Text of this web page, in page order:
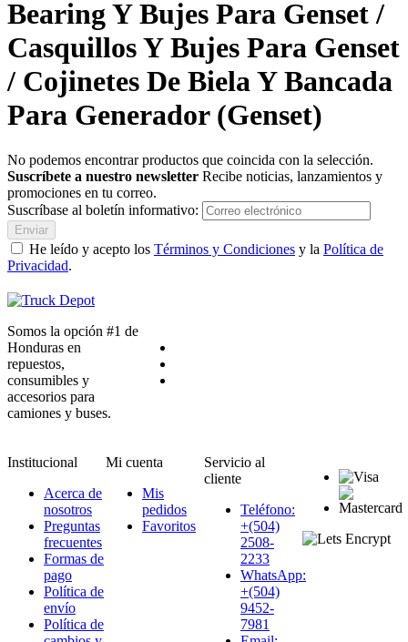
Bearing Y Bujes Para Genset /
Casquillos Y Bujes Para Genset
/ Cojinetes De Biela Y Bancada
Para Generador (Genset)
No podemos encontrar productos que coincida con la selección.
Suscríbete a nuestro newsletter Recibe noticias, lanzamientos y
promociones en tu correo.
Suscríbase al boletín informativo:
Enviar
He leído y acepto los Términos y Condiciones y la Política de
Privacidad.
Somos la opción #1 de
Honduras en
repuestos,
consumibles y
accesorios para
camiones y buses.
Institucional
Acerca de
nosotros
Preguntas
frecuentes
Formas de
pago
Política de
envío
Política de
Mi cuenta
Mis
pedidos
Favoritos
Servicio al
cliente
Teléfono:
+(504)
2508-
2233
WhatsApp:
+(504)
9452-
7981